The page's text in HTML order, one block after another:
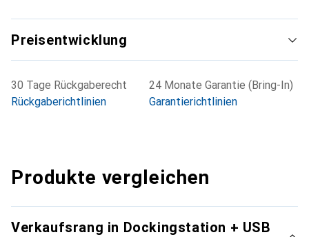
Preisentwicklung
30 Tage Rückgaberecht
Rückgaberichtlinien
24 Monate Garantie (Bring-In)
Garantierichtlinien
Produkte vergleichen
Verkaufsrang in Dockingstation + USB